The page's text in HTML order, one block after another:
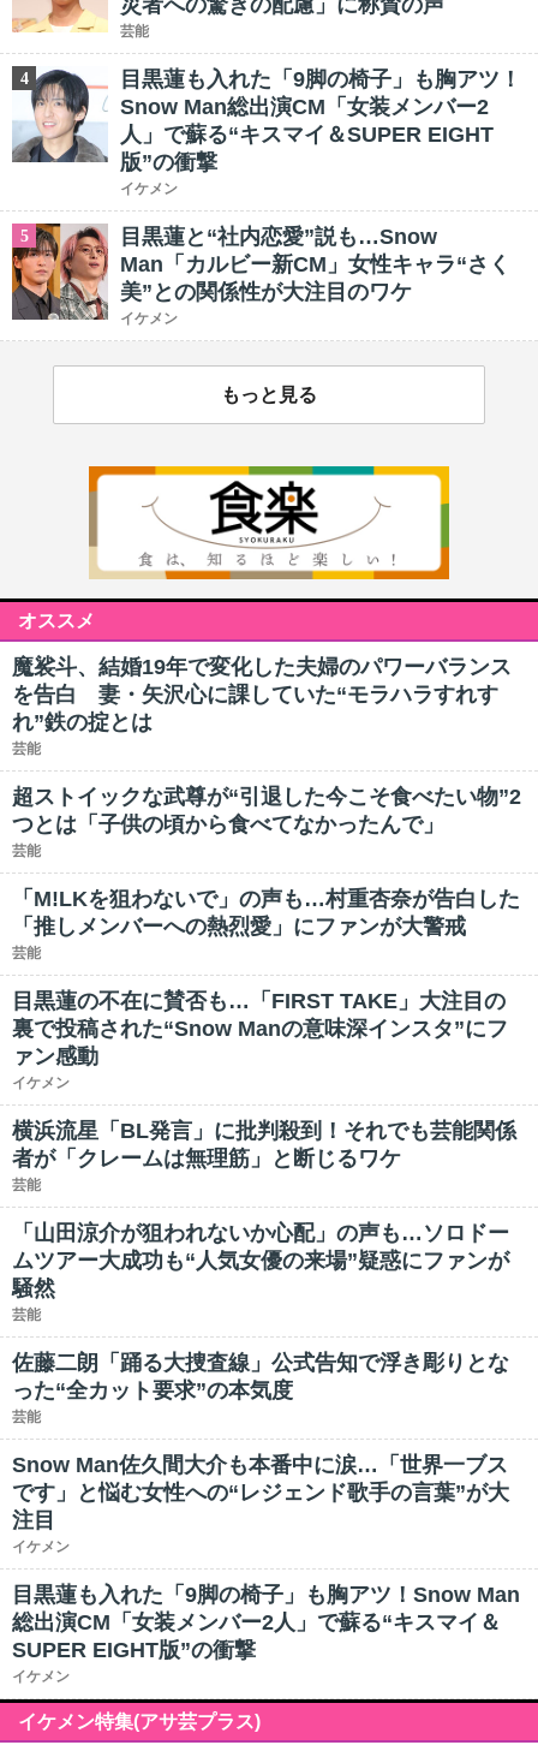
災者への驚きの配慮」に称賛の声
芸能
4
目黒蓮も入れた「9脚の椅子」も胸アツ！
Snow Man総出演CM「女装メンバー2
人」で蘇る“キスマイ＆SUPER EIGHT
版”の衝撃
イケメン
5
目黒蓮と“社内恋愛”説も…Snow
Man「カルビー新CM」女性キャラ“さく
美”との関係性が大注目のワケ
イケメン
もっと見る
オススメ
魔裟斗、結婚19年で変化した夫婦のパワーバランス
を告白 妻・矢沢心に課していた“モラハラすれす
れ”鉄の掟とは
芸能
超ストイックな武尊が“引退した今こそ食べたい物”2
つとは「子供の頃から食べてなかったんで」
芸能
「M!LKを狙わないで」の声も…村重杏奈が告白した
「推しメンバーへの熱烈愛」にファンが大警戒
芸能
目黒蓮の不在に賛否も…「FIRST TAKE」大注目の
裏で投稿された“Snow Manの意味深インスタ”にフ
ァン感動
イケメン
横浜流星「BL発言」に批判殺到！それでも芸能関係
者が「クレームは無理筋」と断じるワケ
芸能
「山田涼介が狙われないか心配」の声も…ソロドー
ムツアー大成功も“人気女優の来場”疑惑にファンが
騒然
芸能
佐藤二朗「踊る大捜査線」公式告知で浮き彫りとな
った“全カット要求”の本気度
芸能
Snow Man佐久間大介も本番中に涙…「世界一ブス
です」と悩む女性への“レジェンド歌手の言葉”が大
注目
イケメン
目黒蓮も入れた「9脚の椅子」も胸アツ！Snow Man
総出演CM「女装メンバー2人」で蘇る“キスマイ＆
SUPER EIGHT版”の衝撃
イケメン
イケメン特集(アサ芸プラス)